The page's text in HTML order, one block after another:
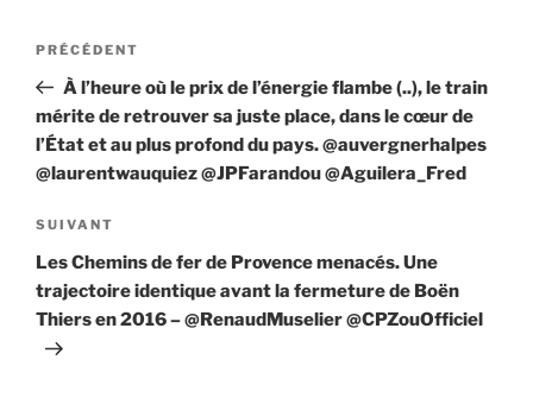
Navigation
l’article
Article
précédent
PRÉCÉDENT
À l’heure où le prix de l’énergie flambe (..), le train
mérite de retrouver sa juste place, dans le cœur de
l’État et au plus profond du pays. @auvergnerhalpes
@laurentwauquiez @JPFarandou @Aguilera_Fred
Article
suivant
SUIVANT
Les Chemins de fer de Provence menacés. Une
trajectoire identique avant la fermeture de Boën
Thiers en 2016 – @RenaudMuselier @CPZouOfficiel